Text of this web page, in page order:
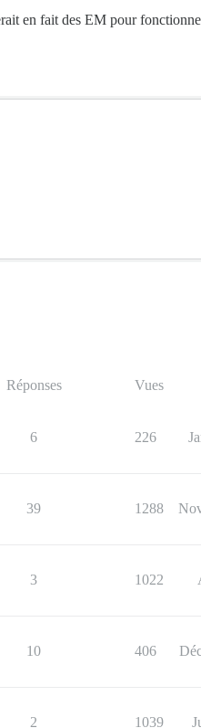
en fait des EM pour
Réponses Vues
6 226
39 1288
3 1022
10 406
2 1039